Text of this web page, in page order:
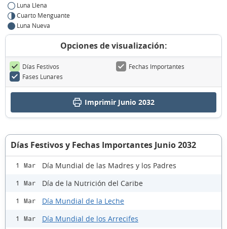
Luna Llena
Cuarto Menguante
Luna Nueva
Opciones de visualización:
Días Festivos
Fechas Importantes
Fases Lunares
Imprimir Junio 2032
Días Festivos y Fechas Importantes Junio 2032
1 Mar Día Mundial de las Madres y los Padres
1 Mar Día de la Nutrición del Caribe
1 Mar Día Mundial de la Leche
1 Mar Día Mundial de los Arrecifes